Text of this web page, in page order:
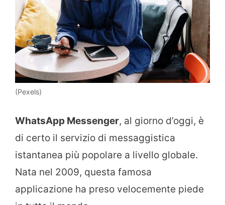
(Pexels)
WhatsApp Messenger, al giorno d’oggi, è
di certo il servizio di messaggistica
istantanea più popolare a livello globale.
Nata nel 2009, questa famosa
applicazione ha preso velocemente piede